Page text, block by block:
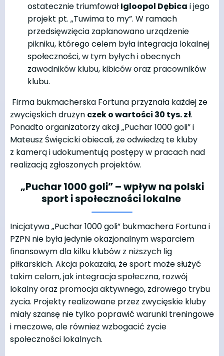
ostatecznie triumfowałIgloopol Dębica i jego
projekt pt. „Tuwima to my”. W ramach
przedsięwzięcia zaplanowano urządzenie
pikniku, którego celem była integracja lokalnej
społeczności, w tym byłych i obecnych
zawodników klubu, kibiców oraz pracowników
klubu.
Firma bukmacherska Fortuna przyznała każdej ze
zwycięskich drużyn czek o wartości 30 tys. zł.
Ponadto organizatorzy akcji „Puchar 1000 goli” i
Mateusz Święcicki obiecali, że odwiedzą te kluby
z kamerą i udokumentują postępy w pracach nad
realizacją zgłoszonych projektów.
„Puchar 1000 goli” – wpływ na polski
sport i społeczności lokalne
Inicjatywa „Puchar 1000 goli” bukmachera Fortuna i
PZPN nie była jedynie okazjonalnym wsparciem
finansowym dla kilku klubów z niższych lig
piłkarskich. Akcja pokazała, że sport może służyć
takim celom, jak integracja społeczna, rozwój
lokalny oraz promocja aktywnego, zdrowego trybu
życia. Projekty realizowane przez zwycięskie kluby
miały szansę nie tylko poprawić warunki treningowe
i meczowe, ale również wzbogacić życie
społeczności lokalnych.